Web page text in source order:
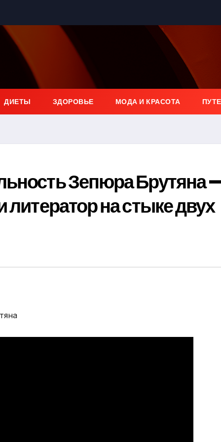
ДИЕТЫ ЗДОРОВЬЕ МОДА И КРАСОТА
Зепюра Брутяна
на стыке двух